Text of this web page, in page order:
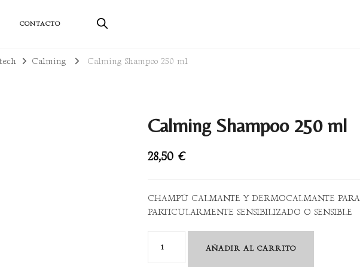
sostenibles
CONTACTO
Calming Calming Shampoo 250 ml
Calming Shampoo 250 ml
28,50 €
CHAMPÚ CALMANTE Y DERMOCALMANTE
PARTICULARMENTE SENSIBILIZADO O SENSIBLE
AÑADIR AL CARRITO